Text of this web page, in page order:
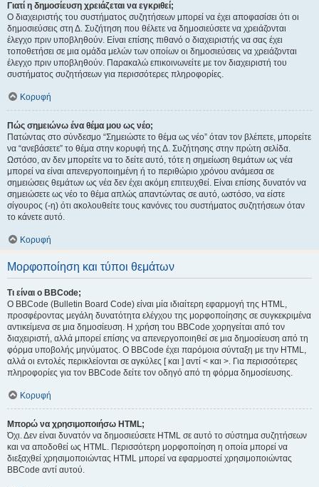
Γιατί η δημοσίευση χρειάζεται να εγκριθεί;
Ο διαχειριστής του συστήματος συζητήσεων μπορεί να έχει αποφασίσει ότι οι
δημοσιεύσεις στη Δ. Συζήτηση που θέλετε να δημοσιεύσετε να χρειάζονται
έλεγχο πριν υποβληθούν. Είναι επίσης πιθανό ο διαχειριστής να σας έχει
τοποθετήσει σε μια ομάδα μελών των οποίων οι δημοσιεύσεις να χρειάζονται
έλεγχο πριν υποβληθούν. Παρακαλώ επικοινωνείτε με τον διαχειριστή του
συστήματος συζητήσεων για περισσότερες πληροφορίες.
Κορυφή
Πώς σημειώνω ένα θέμα μου ως νέο;
Πατώντας στο σύνδεσμο “Σημειώστε το θέμα ως νέο” όταν τον βλέπετε, μπορείτε
να “ανεβάσετε” το θέμα στην κορυφή της Δ. Συζήτησης στην πρώτη σελίδα.
Ωστόσο, αν δεν μπορείτε να το δείτε αυτό, τότε η σημείωση θεμάτων ως νέα
μπορεί να είναι απενεργοποιημένη ή το περιθώριο χρόνου ανάμεσα σε
σημειώσεις θεμάτων ως νέα δεν έχει ακόμη επιτευχθεί. Είναι επίσης δυνατόν να
σημειώσετε ως νέο το θέμα απλώς απαντώντας σε αυτό, ωστόσο, να είστε
σίγουρος (-η) ότι ακολουθείτε τους κανόνες του συστήματος συζητήσεων όταν
το κάνετε αυτό.
Κορυφή
Μορφοποίηση και τύποι θεμάτων
Τι είναι ο BBCode;
Ο BBCode (Bulletin Board Code) είναι μία ιδιαίτερη εφαρμογή της HTML,
προσφέροντας μεγάλη δυνατότητα ελέγχου της μορφοποίησης σε συγκεκριμένα
αντικείμενα σε μια δημοσίευση. Η χρήση του BBCode χορηγείται από τον
διαχειριστή, αλλά μπορεί επίσης να απενεργοποιηθεί σε μια δημοσίευση από τη
φόρμα υποβολής μηνύματος. Ο BBCode έχει παρόμοια σύνταξη με την HTML,
αλλά οι εντολές περικλείονται σε αγκύλες [ και ] αντί < και >. Για περισσότερες
πληροφορίες για τον BBCode δείτε τον οδηγό από τη φόρμα δημοσίευσης.
Κορυφή
Μπορώ να χρησιμοποιήσω HTML;
Όχι. Δεν είναι δυνατόν να δημοσιεύσετε HTML σε αυτό το σύστημα συζητήσεων
και να αποδοθεί ως HTML. Περισσότερη μορφοποίηση η οποία μπορεί να
διεξαχθεί χρησιμοποιώντας HTML μπορεί να εφαρμοστεί χρησιμοποιώντας
BBCode αντί αυτού.